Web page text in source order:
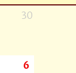
30
6